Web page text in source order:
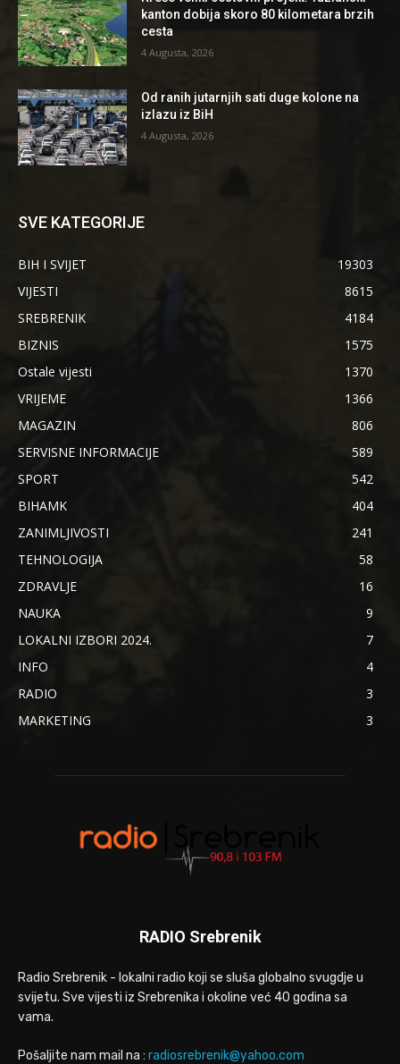
kanton dobija skoro 80 kilometara brzih
cesta
4 Augusta, 2026
Od ranih jutarnjih sati duge kolone na
izlazu iz BiH
4 Augusta, 2026
SVE KATEGORIJE
BIH I SVIJET
19303
VIJESTI
8615
SREBRENIK
4184
BIZNIS
1575
Ostale vijesti
1370
VRIJEME
1366
MAGAZIN
806
SERVISNE INFORMACIJE
589
SPORT
542
BIHAMK
404
ZANIMLJIVOSTI
241
TEHNOLOGIJA
58
ZDRAVLJE
16
NAUKA
9
LOKALNI IZBORI 2024.
7
INFO
4
RADIO
3
MARKETING
3
RADIO Srebrenik
Radio Srebrenik - lokalni radio koji se sluša globalno svugdje u
svijetu. Sve vijesti iz Srebrenika i okoline već 40 godina sa
vama.
Pošaljite nam mail na : radiosrebrenik@yahoo.com